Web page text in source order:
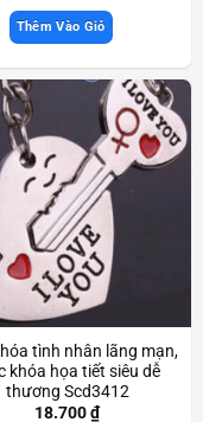
Thêm Vào Giỏ
tình nhân lãng mạn,
khóa họa tiết siêu dễ
thương Scd3412
18.700₫